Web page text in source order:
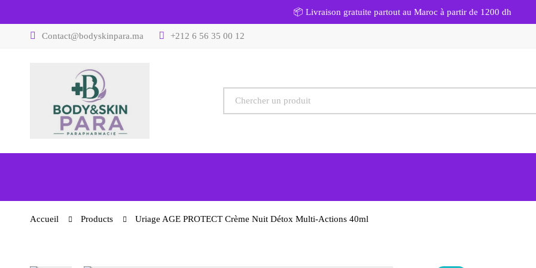
📦 Livraison gratuite partout au Maroc à partir de 1200 dh
Contact@bodyskinpara.ma +212 6 56 35 00 12
Accueil Products Uriage AGE PROTECT Crème Nuit Détox Multi-Actions 40ml